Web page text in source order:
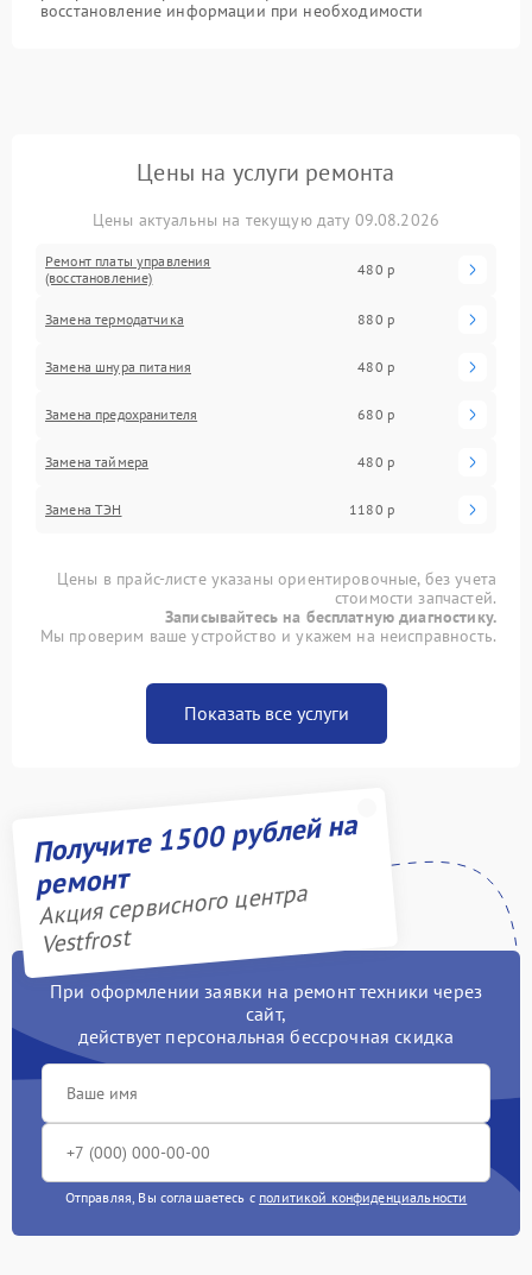
восстановление информации при необходимости
Цены на услуги ремонта
Цены актуальны на текущую дату 09.08.2026
Ремонт платы управления
(восстановление)
480 р
Замена термодатчика 880 р
Замена шнура питания 480 р
Замена предохранителя 680 р
Замена таймера 480 р
Замена ТЭН 1180 р
Цены в прайс-листе указаны ориентировочные, без учета
стоимости запчастей.
Записывайтесь на бесплатную диагностику.
Мы проверим ваше устройство и укажем на неисправность.
Показать все услуги
Получите 1500 рублей на
ремонт
Акция сервисного центра
Vestfrost
При оформлении заявки на ремонт техники через
сайт,
действует персональная бессрочная скидка
Отправляя, Вы соглашаетесь с политикой конфиденциальности